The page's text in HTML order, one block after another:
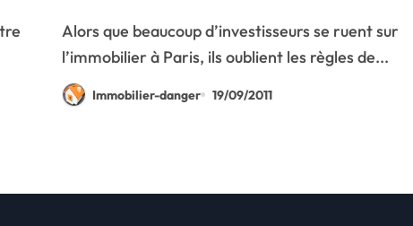
Alors que beaucoup d’investisseurs se ruent sur
l’immobilier à Paris, ils oublient les règles de...
Immobilier-danger 19/09/2011